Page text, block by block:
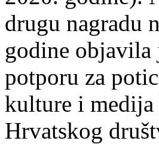
drugu nagradu
godine objavila
potporu za
kulture i
Hrvatskog